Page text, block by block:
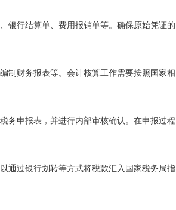
银行结算单、费用报销单等。确保原始凭证的
制财务报表等。会计核算工作需要按照国家相
务申报表，并进行内部审核确认。在申报过程
通过银行划转等方式将税款汇入国家税务局指